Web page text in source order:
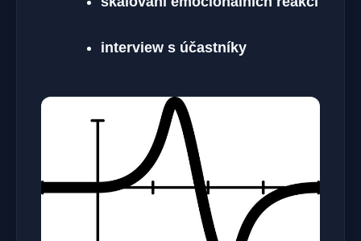
interview s účastníky